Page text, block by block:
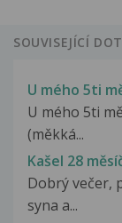
SOUVISEJÍCÍ
U mého 5ti
U mého 5ti
(měkká...
Kašel 28
Dobrý večer,
syna a...